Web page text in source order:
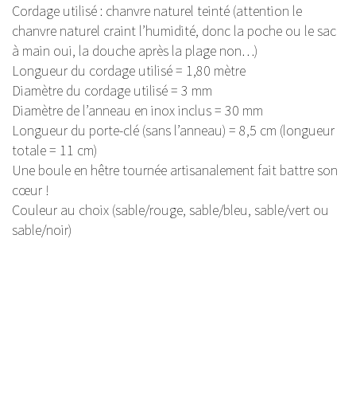
Cordage utilisé : chanvre naturel teinté (attention le
chanvre naturel craint l’humidité, donc la poche ou le sac
à main oui, la douche après la plage non…)
Longueur du cordage utilisé = 1,80 mètre
Diamètre du cordage utilisé = 3 mm
Diamètre de l’anneau en inox inclus = 30 mm
Longueur du porte-clé (sans l’anneau) = 8,5 cm (longueur
totale = 11 cm)
Une boule en hêtre tournée artisanalement fait battre son
cœur !
Couleur au choix (sable/rouge, sable/bleu, sable/vert ou
sable/noir)